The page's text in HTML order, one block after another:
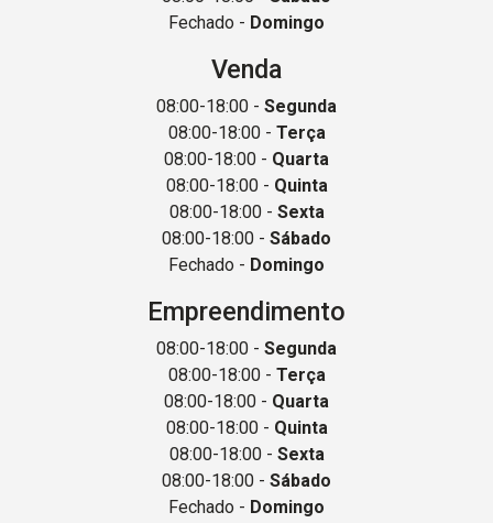
Fechado - Domingo
Venda
08:00-18:00 - Segunda
08:00-18:00 - Terça
08:00-18:00 - Quarta
08:00-18:00 - Quinta
08:00-18:00 - Sexta
08:00-18:00 - Sábado
Fechado - Domingo
Empreendimento
08:00-18:00 - Segunda
08:00-18:00 - Terça
08:00-18:00 - Quarta
08:00-18:00 - Quinta
08:00-18:00 - Sexta
08:00-18:00 - Sábado
Fechado - Domingo